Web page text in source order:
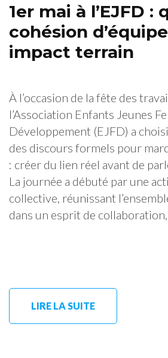
1er mai à l’EJFD :
cohésion
impact terrain
À l’occasion de la fête des
l’Association Enfants Jeunes
Développement (EJFD) a
des discours formels pour
: créer du lien réel avant de
La journée a débuté par une
collective, réunissant
dans un esprit de
LIRE LA SUITE